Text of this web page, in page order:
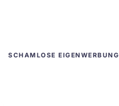
SCHAMLOSE EIGENWERBUNG